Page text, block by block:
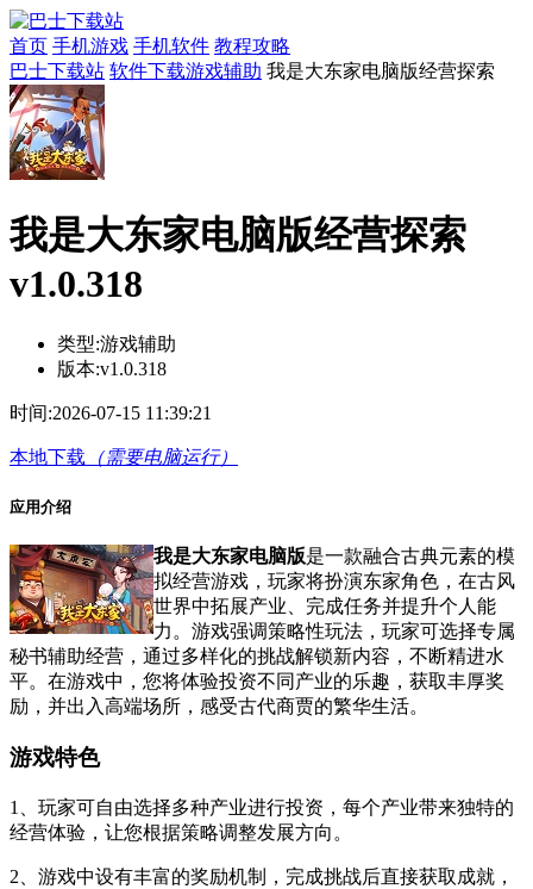
首页 手机游戏 手机软件 教程攻略
巴士下载站 软件下载游戏辅助 我是大东家电脑版经营探索
我是大东家电脑版经营探索
v1.0.318
类型:游戏辅助
版本:v1.0.318
时间:2026-07-15 11:39:21
本地下载 （需要电脑运行）
应用介绍
我是大东家电脑版是一款融合古典元素的模
拟经营游戏，玩家将扮演东家角色，在古风
世界中拓展产业、完成任务并提升个人能
力。游戏强调策略性玩法，玩家可选择专属
秘书辅助经营，通过多样化的挑战解锁新内容，不断精进水
平。在游戏中，您将体验投资不同产业的乐趣，获取丰厚奖
励，并出入高端场所，感受古代商贾的繁华生活。
游戏特色
1、玩家可自由选择多种产业进行投资，每个产业带来独特的
经营体验，让您根据策略调整发展方向。
2、游戏中设有丰富的奖励机制，完成挑战后直接获取成就，